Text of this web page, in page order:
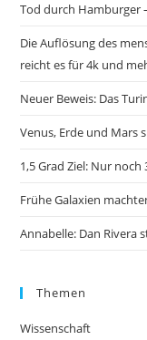
Tod durch Hamburger
Die Auflösung des
reicht es für 4k und
Neuer Beweis: Das
Venus, Erde und Mars
1,5 Grad Ziel: Nur noch
Frühe Galaxien
Annabelle: Dan Rivera
Themen
Wissenschaft